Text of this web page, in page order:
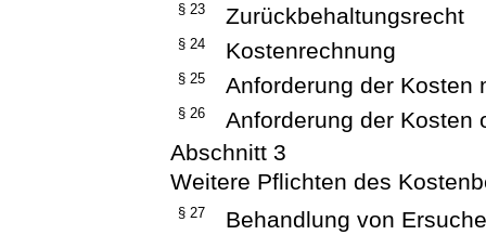
§ 23 Zurückbehaltungsrecht
§ 24 Kostenrechnung
§ 25 Anforderung der Kosten
§ 26
Anforderung der Kosten
Abschnitt 3
Weitere Pflichten des
§ 27
Behandlung von